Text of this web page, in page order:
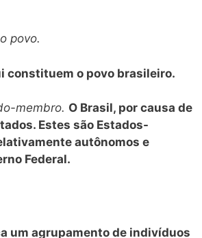
o povo.
constituem o povo brasileiro.
membro. O Brasil, por causa de
Estes são Estados-
autônomos e
Federal.
um agrupamento de indivíduos